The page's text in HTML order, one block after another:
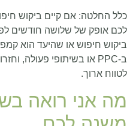
כלל החלטה: אם קיים ביקוש
ביקוש חיפוש או שהיעד הוא
לטווח ארוך.
מה אני רואה